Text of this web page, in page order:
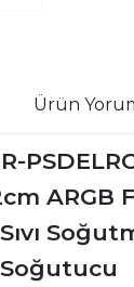
Ürün
ARGB
Soğutucu